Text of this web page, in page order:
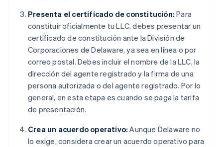
Presenta el certificado de constitución: Para
constituir oficialmente tu LLC, debes presentar un
certificado de constitución ante la División de
Corporaciones de Delaware, ya sea en línea o por
correo postal. Debes incluir el nombre de la LLC, la
dirección del agente registrado y la firma de una
persona autorizada o del agente registrado. Por lo
general, en esta etapa es cuando se paga la tarifa
de presentación.
Crea un acuerdo operativo: Aunque Delaware no
lo exige, considera crear un acuerdo operativo para